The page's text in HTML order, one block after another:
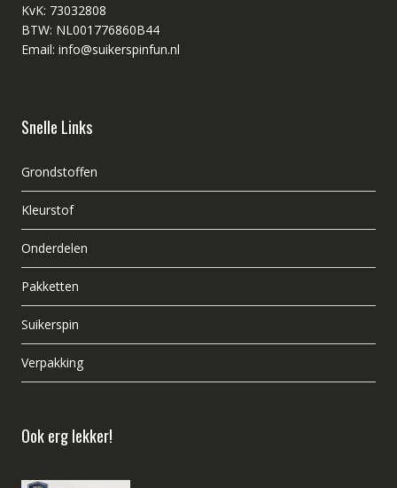
KvK: 73032808
BTW: NL001776860B44
Email: info@suikerspinfun.nl
Snelle Links
Grondstoffen
Kleurstof
Onderdelen
Pakketten
Suikerspin
Verpakking
Ook erg lekker!